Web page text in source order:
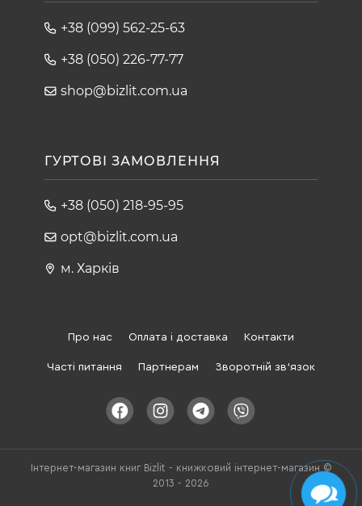
+38 (099) 562-25-63
+38 (050) 226-77-77
shop@bizlit.com.ua
ГУРТОВІ ЗАМОВЛЕННЯ
+38 (050) 218-95-95
opt@bizlit.com.ua
м. Харків
Про нас Оплата і доставка Контакти
Часті питання Партнерам Зворотній зв'язок
Інтернет-магазин книг Bizlit - книжковий інтернет-магазин ©
2013 - 2026